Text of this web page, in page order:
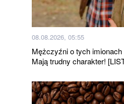
08.08.2026, 05:55
Mężczyźni o tych
Mają trudny charakter!